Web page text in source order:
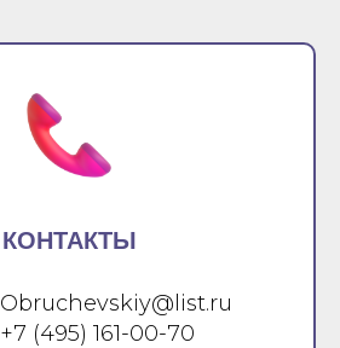
КОНТАКТЫ
Obruchevskiy@list.ru
+7 (495) 161-00-70